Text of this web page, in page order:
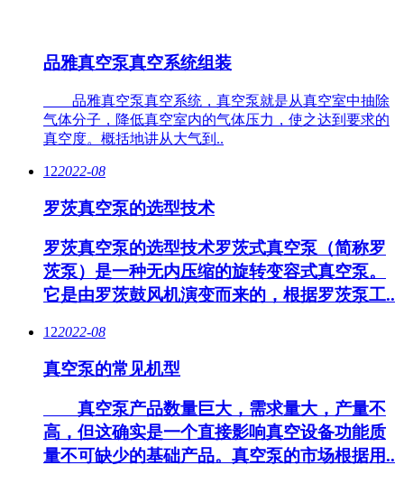
品雅真空泵真空系统组装
品雅真空泵真空系统，真空泵就是从真空室中抽除
气体分子，降低真空室内的气体压力，使之达到要求的
真空度。概括地讲从大气到..
122022-08
罗茨真空泵的选型技术
罗茨真空泵的选型技术罗茨式真空泵（简称罗
茨泵）是一种无内压缩的旋转变容式真空泵。
它是由罗茨鼓风机演变而来的，根据罗茨泵工..
122022-08
真空泵的常见机型
真空泵产品数量巨大，需求量大，产量不
高，但这确实是一个直接影响真空设备功能质
量不可缺少的基础产品。真空泵的市场根据用..